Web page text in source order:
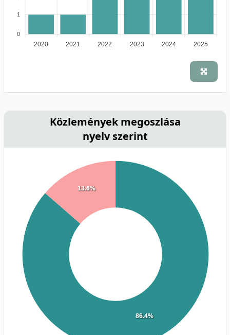
1
0
2020 2021 2022 2023 2024 2025
Közlemények megoszlása
nyelv szerint
86.4%
13.6%